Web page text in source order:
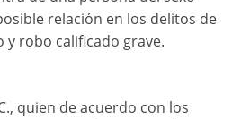
relación en los delitos de
y robo calificado grave.
quien de acuerdo con los